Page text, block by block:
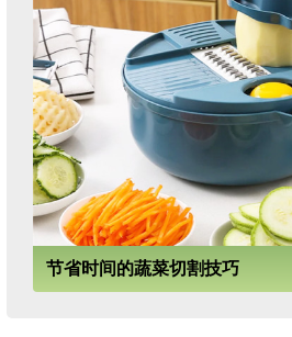
节省时间的蔬菜切割技巧